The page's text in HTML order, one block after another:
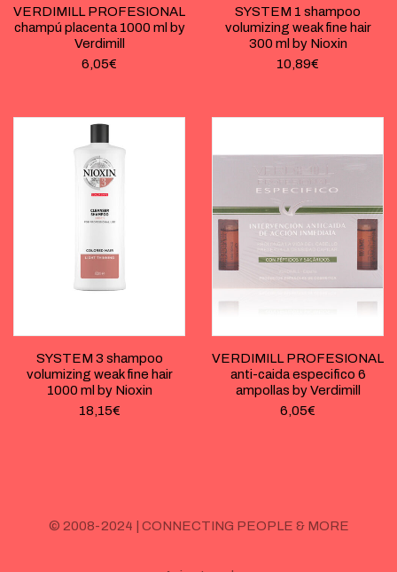
VERDIMILL PROFESIONAL
champú placenta 1000 ml by
Verdimill
6,05€
SYSTEM 1 shampoo
volumizing weak fine hair
300 ml by Nioxin
10,89€
SYSTEM 3 shampoo
volumizing weak fine hair
1000 ml by Nioxin
18,15€
VERDIMILL PROFESIONAL
anti-caida especifico 6
ampollas by Verdimill
6,05€
© 2008-2024 | CONNECTING PEOPLE & MORE